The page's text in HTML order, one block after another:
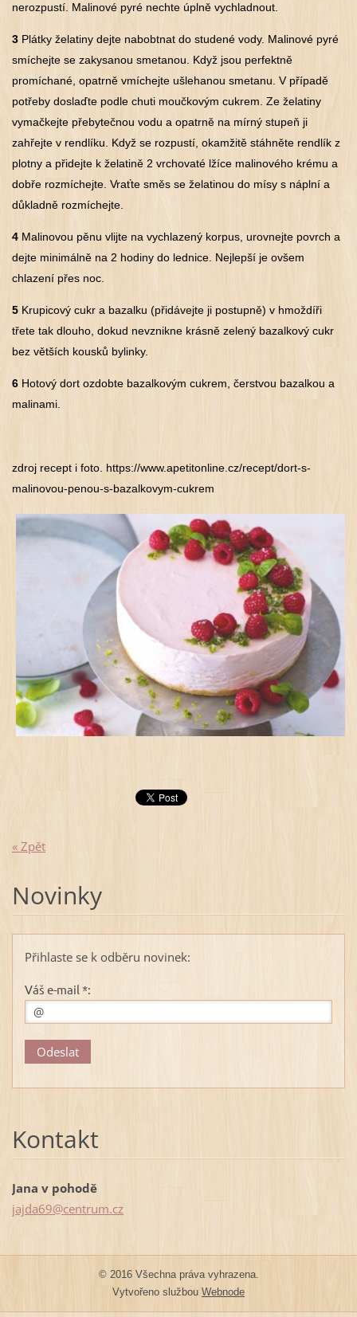
nerozpustí. Malinové pyré nechte úplně vychladnout.
3Plátky želatiny dejte nabobtnat do studené vody. Malinové pyré
smíchejte se zakysanou smetanou. Když jsou perfektně
promíchané, opatrně vmíchejte ušlehanou smetanu. V případě
potřeby doslaďte podle chuti moučkovým cukrem. Ze želatiny
vymačkejte přebytečnou vodu a opatrně na mírný stupeň ji
zahřejte v rendlíku. Když se rozpustí, okamžitě stáhněte rendlík z
plotny a přidejte k želatině 2 vrchovaté lžíce malinového krému a
dobře rozmíchejte. Vraťte směs se želatinou do mísy s náplní a
důkladně rozmíchejte.
4Malinovou pěnu vlijte na vychlazený korpus, urovnejte povrch a
dejte minimálně na 2 hodiny do lednice. Nejlepší je ovšem
chlazení přes noc.
5Krupicový cukr a bazalku (přidávejte ji postupně) v hmoždíři
třete tak dlouho, dokud nevznikne krásně zelený bazalkový cukr
bez větších kousků bylinky.
6Hotový dort ozdobte bazalkovým cukrem, čerstvou bazalkou a
malinami.
zdroj recept i foto. https://www.apetitonline.cz/recept/dort-s-
malinovou-penou-s-bazalkovym-cukrem
« Zpět
Novinky
Přihlaste se k odběru novinek:
Váš e-mail *:
Kontakt
Jana v pohodě
jajda69@centrum.cz
© 2016 Všechna práva vyhrazena.
Vytvořeno službou Webnode